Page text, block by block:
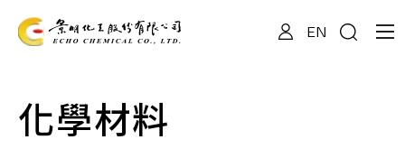
EN
化學材料
關於我們